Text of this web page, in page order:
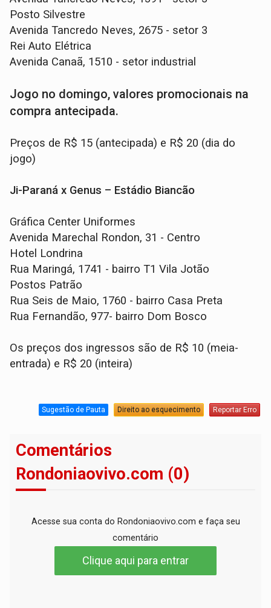
Posto Silvestre
Avenida Tancredo Neves, 2675 - setor 3
Rei Auto Elétrica
Avenida Canaã, 1510 - setor industrial
Jogo no domingo, valores promocionais na
compra antecipada.
Preços de R$ 15 (antecipada) e R$ 20 (dia do
jogo)
Ji-Paraná x Genus – Estádio Biancão
Gráfica Center Uniformes
Avenida Marechal Rondon, 31 - Centro
Hotel Londrina
Rua Maringá, 1741 - bairro T1 Vila Jotão
Postos Patrão
Rua Seis de Maio, 1760 - bairro Casa Preta
Rua Fernandão, 977- bairro Dom Bosco
Os preços dos ingressos são de R$ 10 (meia-
entrada) e R$ 20 (inteira)
Sugestão de Pauta Direito ao esquecimento Reportar Erro
Comentários
Rondoniaovivo.com (0)
Acesse sua conta do Rondoniaovivo.com e faça seu
comentário
Clique aqui para entrar